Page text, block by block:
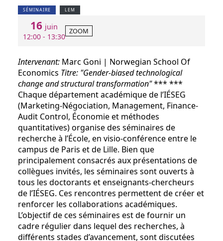
SÉMINAIRE LEM
16 juin
12:00 - 13:30
ZOOM
Intervenant: Marc Goni | Norwegian School Of
Economics Titre: "Gender-biased technological
change and structural transformation"*** ***
Chaque département académique de l’IÉSEG
(Marketing-Négociation, Management, Finance-
Audit Control, Économie et méthodes
quantitatives) organise des séminaires de
recherche à l’École, en visio-conférence entre le
campus de Paris et de Lille. Bien que
principalement consacrés aux présentations de
collègues invités, les séminaires sont ouverts à
tous les doctorants et enseignants-chercheurs
de l’IÉSEG. Ces rencontres permettent de créer et
renforcer les collaborations académiques.
L’objectif de ces séminaires est de fournir un
cadre régulier dans lequel des recherches, à
différents stades d’avancement, sont discutées